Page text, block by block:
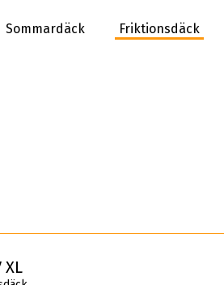
Sommardäck Friktionsdäck
XL